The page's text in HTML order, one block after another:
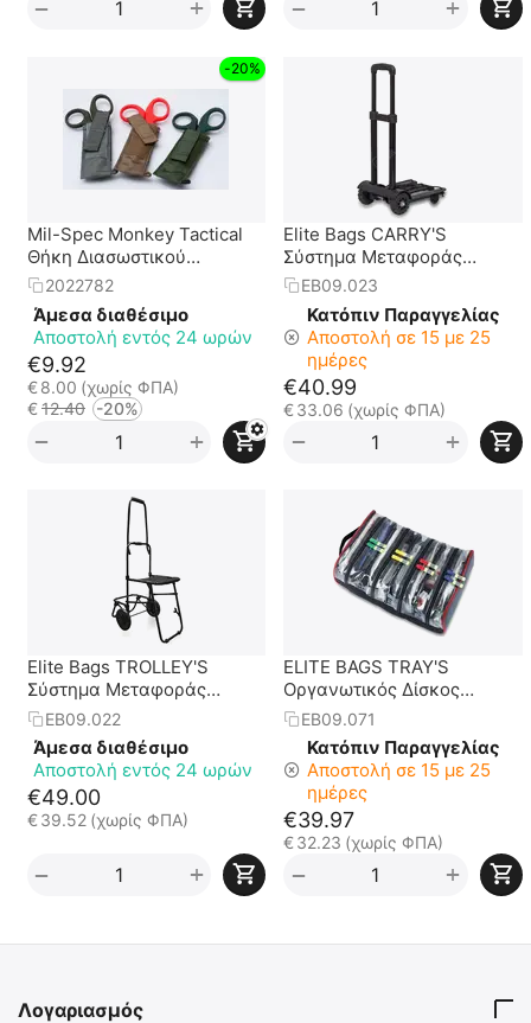
+
− +
−
-20%
Mil-Spec Monkey Tactical
Θήκη Διασωστικού
Ψαλιδιού
2022782
Άμεσα διαθέσιμο
Αποστολή εντός 24 ωρών
€9.92
€ 8.00 (χωρίς ΦΠΑ)
€ 12.40 -20%
+
−
Elite Bags CARRY'S
Σύστημα Μεταφοράς
Τσαντών
EB09.023
Κατόπιν Παραγγελίας
Αποστολή σε 15 με 25
ημέρες
€40.99
€33.06 (χωρίς ΦΠΑ)
+
−
Elite Bags TROLLEY'S
Σύστημα Μεταφοράς
Τσαντών
EB09.022
Άμεσα διαθέσιμο
Αποστολή εντός 24 ωρών
€49.00
€ 39.52 (χωρίς ΦΠΑ)
+
−
ELITE BAGS TRAY'S
Οργανωτικός Δίσκος
Ταξινόμησης Ιατρικών
Υλικών Α΄Βοηθειών
EB09.071
Κατόπιν Παραγγελίας
Αποστολή σε 15 με 25
ημέρες
€39.97
€32.23 (χωρίς ΦΠΑ)
+
−
Λογαριασμός